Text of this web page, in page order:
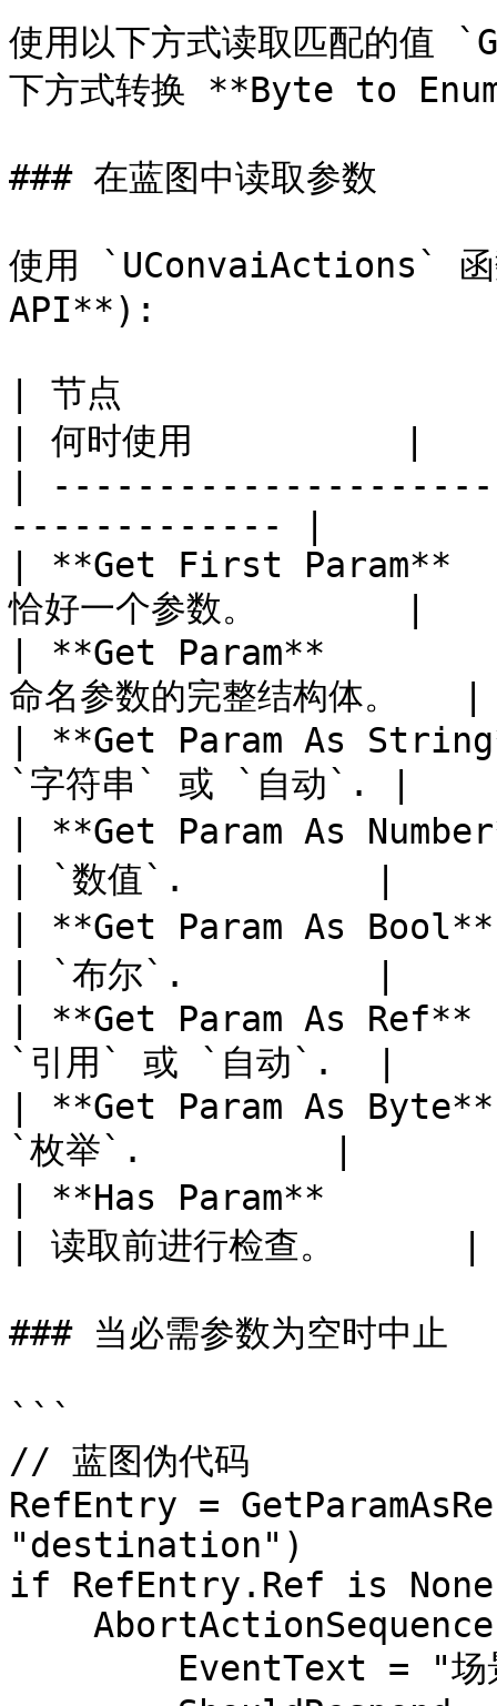
使用以下方式读取匹配的值
下方式转换 **Byte to
### 在蓝图中读取参数
使用 `UConvaiActions`
API**):
| 节点
| 何时使用          |
|
------------- |
| **Get First Param**
恰好一个参数。       |
| **Get Param**
命名参数的完整结构体。   |
| **Get Param As
`字符串` 或 `自动`. |
| **Get Param As
| `数值`.         |
| **Get Param As
| `布尔`.         |
| **Get Param As
`引用` 或 `自动`.  |
| **Get Param As
`枚举`.         |
| **Has Param**
| 读取前进行检查。      |
### 当必需参数为空时中止
```
// 蓝图伪代码
RefEntry =
"destination")
if RefEntry.Ref is